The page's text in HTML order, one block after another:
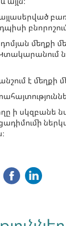
այլասերված
է
ի սկզբանե